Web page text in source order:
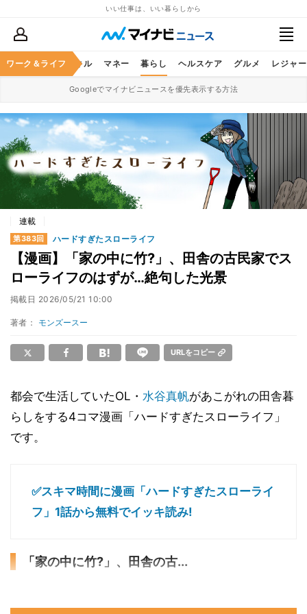
いい仕事は、いい暮らしから
ワーク＆ライフ
ア ビジネススキル マネー 暮らし ヘルスケア グルメ レジャー
Googleでマイナビニュースを優先表示する方法
連載
第383回 ハードすぎたスローライフ
【漫画】「家の中に竹?」、田舎の古民家でス
ローライフのはずが…絶句した光景
掲載日 2026/05/21 10:00
著者： モンズースー
URLをコピー
都会で生活していたOL・ 水谷真帆があこがれの田舎暮
らしをする4コマ漫画「ハードすぎたスローライフ」
です。
✅スキマ時間に漫画「ハードすぎたスローライ
フ」1話から無料でイッキ読み!
「家の中に竹?」、田舎の古...